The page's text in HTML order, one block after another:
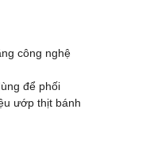
công nghệ
để phối
ướp thịt bánh